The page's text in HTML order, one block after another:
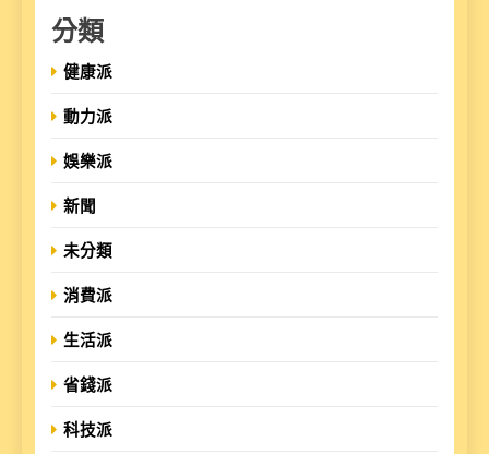
分類
健康派
動力派
娛樂派
新聞
未分類
消費派
生活派
省錢派
科技派